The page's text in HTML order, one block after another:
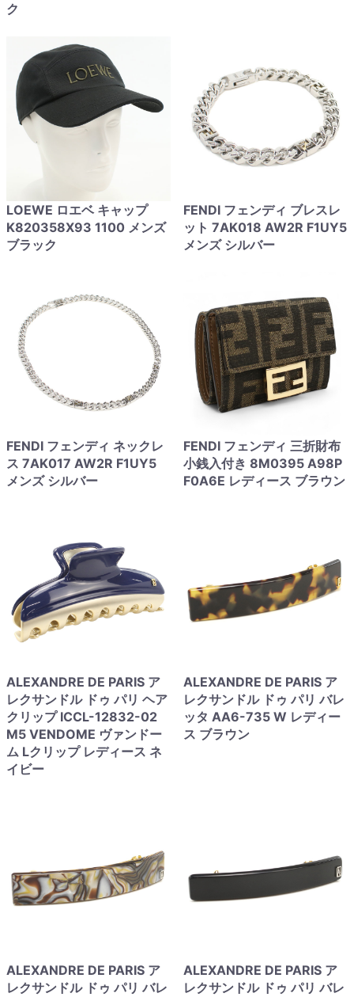
ク
LOEWE ロエベ キャップ
K820358X93 1100 メンズ
ブラック
FENDI フェンディ ブレスレ
ット 7AK018 AW2R F1UY5
メンズ シルバー
FENDI フェンディ ネックレ
ス 7AK017 AW2R F1UY5
メンズ シルバー
FENDI フェンディ 三折財布
小銭入付き 8M0395 A98P
F0A6E レディース ブラウン
ALEXANDRE DE PARIS ア
レクサンドル ドゥ パリ ヘア
クリップ ICCL-12832-02
M5 VENDOME ヴァンドー
ム Lクリップ レディース ネ
イビー
ALEXANDRE DE PARIS ア
レクサンドル ドゥ パリ バレ
ッタ AA6-735 W レディー
ス ブラウン
ALEXANDRE DE PARIS ア
レクサンドル ドゥ パリ バレ
ALEXANDRE DE PARIS ア
レクサンドル ドゥ パリ バレ